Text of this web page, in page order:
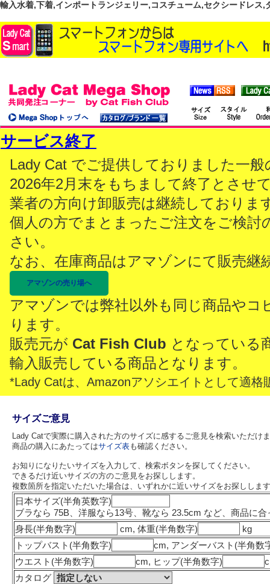
輸入水着,下着,インポートランジェリー,コスチューム,セクシードレス
サービス終了
Lady Cat でご提供しておりました一
2026年2月末をもちまして終了とさせ
業者の方向け卸販売は継続しておりま
個人の方でまとまったご注文をご検討
さい。
なお、在庫商品はアマゾンにて販売継
アマゾンの売り場へ
アマゾンでは弊社以外も同じ商品やコ
ります。
販売元が Cat Fish Club となっている
輸入販売している商品となります。
*Lady Catは、Amazonアソシエイトとして適格
サイズご意見
Lady Catで実際に購入された方のサイズに感するご意見を検索いただけ
商品の購入にあたってはサイズ表も確認ください。
お知りになりたいサイズを入力して、検索ボタンを探してください。
できるだけ近いサイズの方のご意見をお探しします。
複数箇所を指定いただいた場合は、いずれかに近いサイズをお探ししま
日本サイズ(半角英数字)
ブラなら 75B、洋服なら13号、靴なら 23.5cm など、商品に
身長(半角数字)
cm, 体重(半角数字)
kg
トップバスト(半角数字)
cm, アンダーバスト(半角数
ウエスト(半角数字)
cm, ヒップ(半角数字)
カタログ